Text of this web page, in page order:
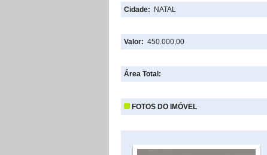
Cidade: NATAL
Valor: 450.000,00
Área Total:
FOTOS DO IMÓVEL